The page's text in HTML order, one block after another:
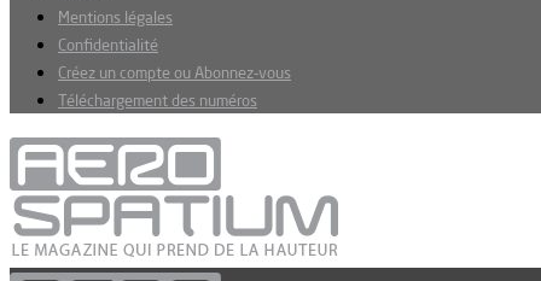
Mentions légales
Confidentialité
Créez un compte ou Abonnez-vous
Téléchargement des numéros